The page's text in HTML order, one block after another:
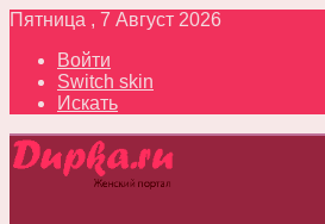
Пятница , 7 Август 2026
Войти
Switch skin
Искать